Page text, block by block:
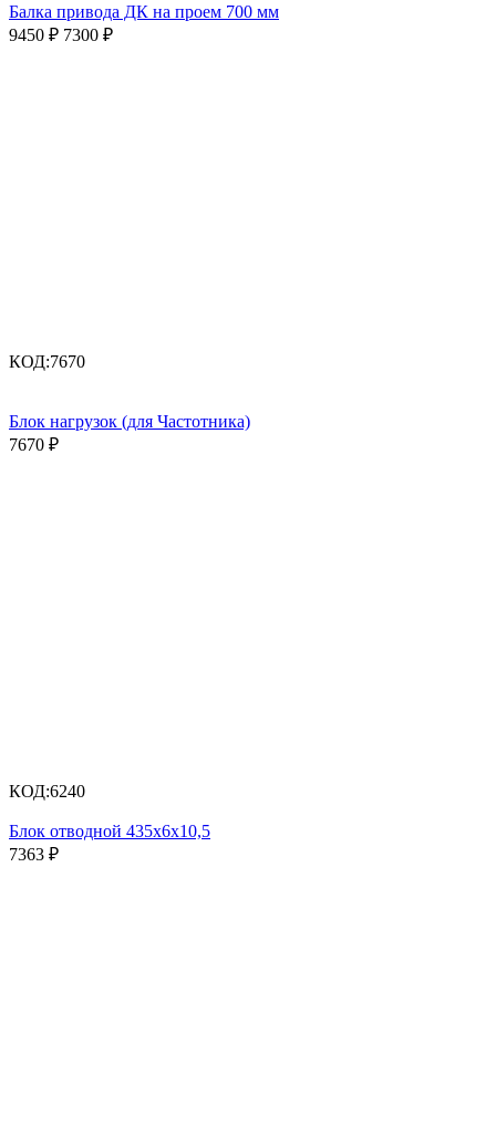
Балка привода ДК на проем 700 мм
9450 ₽ 7300 ₽
КОД:7670
Блок нагрузок (для Частотника)
7670 ₽
КОД:6240
Блок отводной 435х6х10,5
7363 ₽